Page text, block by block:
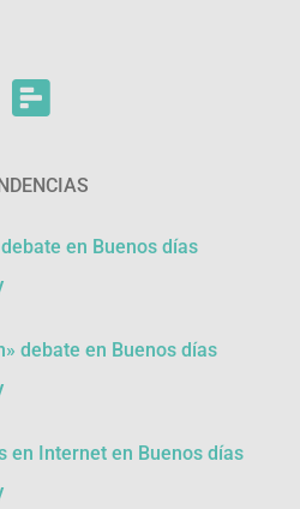

en Buenos días
debate en Buenos días
en Internet en Buenos días